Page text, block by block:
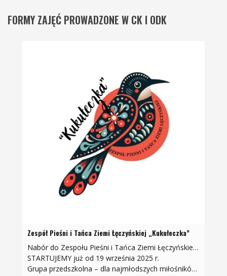
FORMY ZAJĘĆ PROWADZONE W CK I ODK
Zespół Pieśni i Tańca Ziemi Łęczyńskiej „Kukułeczka”
Nabór do Zespołu Pieśni i Tańca Ziemi Łęczyńskiej „Kukułeczka”
STARTUJEMY już od 19 września 2025 r.
Grupa przedszkolna – dla najmłodszych miłośników tańca i zabawy w rytmie…